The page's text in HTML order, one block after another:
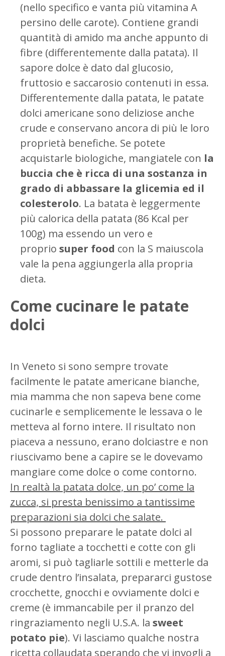
(nello specifico e vanta più vitamina A
persino delle carote). Contiene grandi
quantità di amido ma anche appunto di
fibre (differentemente dalla patata). Il
sapore dolce è dato dal glucosio,
fruttosio e saccarosio contenuti in essa.
Differentemente dalla patata, le patate
dolci americane sono deliziose anche
crude e conservano ancora di più le loro
proprietà benefiche. Se potete
acquistarle biologiche, mangiatele con la
buccia che è ricca di una sostanza in
grado di abbassare la glicemia ed il
colesterolo. La batata è leggermente
più calorica della patata (86 Kcal per
100g) ma essendo un vero e
proprio super food con la S maiuscola
vale la pena aggiungerla alla propria
dieta.
Come cucinare le patate
dolci
In Veneto si sono sempre trovate
facilmente le patate americane bianche,
mia mamma che non sapeva bene come
cucinarle e semplicemente le lessava o le
metteva al forno intere. Il risultato non
piaceva a nessuno, erano dolciastre e non
riuscivamo bene a capire se le dovevamo
mangiare come dolce o come contorno.
In realtà la patata dolce, un po’ come la
zucca, si presta benissimo a tantissime
preparazioni sia dolci che salate.
Si possono preparare le patate dolci al
forno tagliate a tocchetti e cotte con gli
aromi, si può tagliarle sottili e metterle da
crude dentro l’insalata, prepararci gustose
crocchette, gnocchi e ovviamente dolci e
creme (è immancabile per il pranzo del
ringraziamento negli U.S.A. la sweet
potato pie). Vi lasciamo qualche nostra
ricetta collaudata sperando che vi invogli a